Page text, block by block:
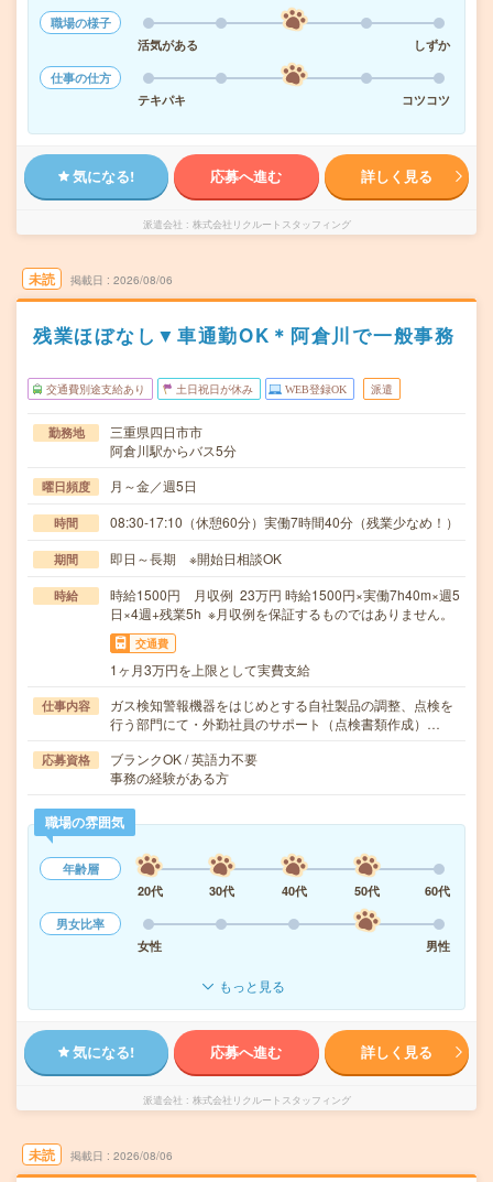
職場の様子
活気がある
しずか
仕事の仕方
テキパキ
コツコツ
気になる! 応募へ進む 詳しく見る
派遣会社 株式会社リクルートスタッフィング
未読 掲載日 2026/08/06
残業ほぼなし▼車通勤OK＊阿倉川で一般事務
交通費別途支給あり 土日祝日が休み WEB登録OK 派遣
勤務地
三重県四日市市
阿倉川駅からバス5分
曜日頻度 月～金／週5日
時間 08:30-17:10（休憩60分）実働7時間40分（残業少なめ！）
期間 即日～長期 ※開始日相談OK
時給
時給1500円 月収例 23万円 時給1500円×実働7h40m×週5
日×4週+残業5h ※月収例を保証するものではありません。
交通費
1ヶ月3万円を上限として実費支給
仕事内容
ガス検知警報機器をはじめとする自社製品の調整、点検を
行う部門にて・外勤社員のサポート（点検書類作成）…
応募資格
ブランクOK / 英語力不要
事務の経験がある方
職場の雰囲気
年齢層
20代
30代 40代 50代
60代
男女比率
女性
男性
もっと見る
気になる! 応募へ進む 詳しく見る
派遣会社 株式会社リクルートスタッフィング
未読 掲載日 2026/08/06